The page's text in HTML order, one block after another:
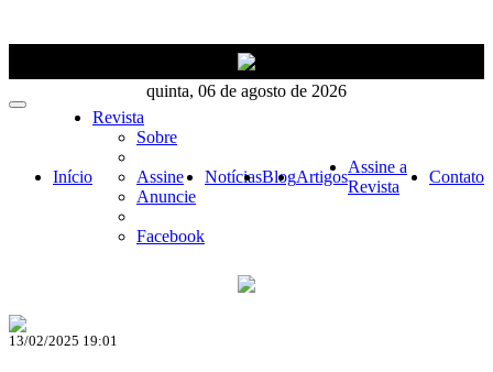
quinta, 06 de agosto de 2026
Início
Revista
Sobre
Assine
Anuncie
Facebook
NotíciasBlogArtigos
Assine a
Revista
Contato
13/02/2025 19:01